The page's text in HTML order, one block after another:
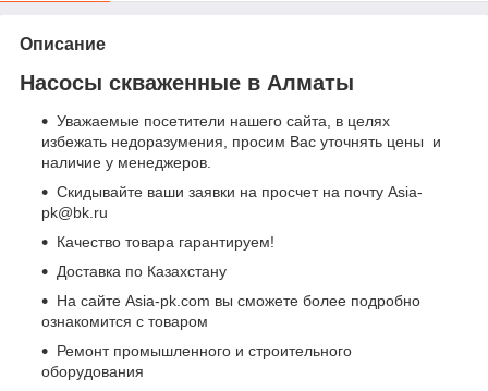
Описание
Насосы скваженные в Алматы
Уважаемые посетители нашего сайта, в целях
избежать недоразумения, просим Вас уточнять цены и
наличие у менеджеров.
Скидывайте ваши заявки на просчет на почту Asia-
pk@bk.ru
Качество товара гарантируем!
Доставка по Казахстану
На сайте Asia-pk.com вы сможете более подробно
ознакомится с товаром
Ремонт промышленного и строительного
оборудования